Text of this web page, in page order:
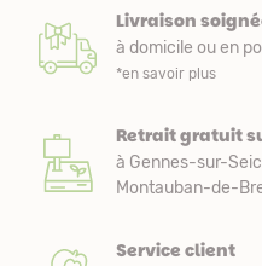
Livraison
à domicile ou en
*en savoir plus
Retrait gratuit
à Gennes-sur-
Montauban-de-
Service client